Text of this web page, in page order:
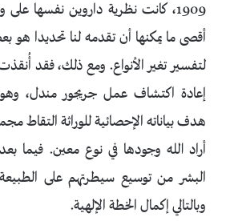
1909، كانت نظرية داروين نفسها
أقصى ما يمكنها أن تقدمه لنا تحديدا
لتفسير تغير الأنواع. ومع ذلك، فقد
إعادة اكتشاف عمل جريجور مندل،
هدف بياناته الإحصائية للوراثة التقاط
أراد الله وجودها في نوع معين. فيما
البشر من توسيع سيطرتهم على
وبالتالي إكمال الخطة الإلهية.